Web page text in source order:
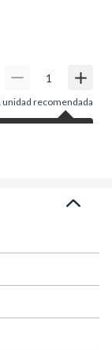
unidad recomendada
te sugerimos